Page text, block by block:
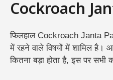
Cockroach
फिलहाल Cockroach Janta
में रहने वाले विषयों में शामिल है।
कितना बड़ा होता है, इस पर सभी